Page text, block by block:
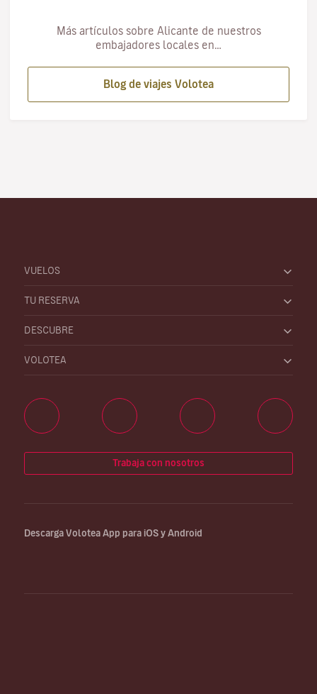
Más artículos sobre Alicante de nuestros
embajadores locales en…
Blog de viajes Volotea
VUELOS
TU RESERVA
DESCUBRE
VOLOTEA
Trabaja con nosotros
Descarga Volotea App para iOS y Android